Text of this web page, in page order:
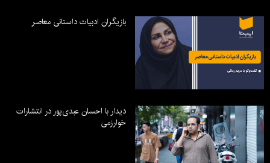
بازیگران ادبیات داستانی معاصر
دیدار با احسان عبدی‌پور در انتشارات
خوارزمی